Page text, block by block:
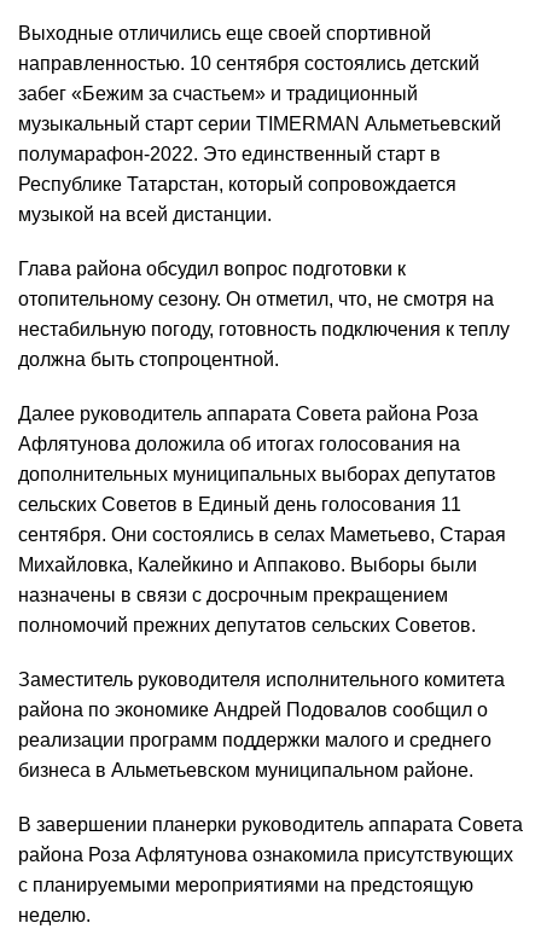
Выходные отличились еще своей спортивной
направленностью. 10 сентября состоялись детский
забег «Бежим за счастьем» и традиционный
музыкальный старт серии TIMERMAN Альметьевский
полумарафон-2022. Это единственный старт в
Республике Татарстан, который сопровождается
музыкой на всей дистанции.
Глава района обсудил вопрос подготовки к
отопительному сезону. Он отметил, что, не смотря на
нестабильную погоду, готовность подключения к теплу
должна быть стопроцентной.
Далее руководитель аппарата Совета района Роза
Афлятунова доложила об итогах голосования на
дополнительных муниципальных выборах депутатов
сельских Советов в Единый день голосования 11
сентября. Они состоялись в селах Маметьево, Старая
Михайловка, Калейкино и Аппаково. Выборы были
назначены в связи с досрочным прекращением
полномочий прежних депутатов сельских Советов.
Заместитель руководителя исполнительного комитета
района по экономике Андрей Подовалов сообщил о
реализации программ поддержки малого и среднего
бизнеса в Альметьевском муниципальном районе.
В завершении планерки руководитель аппарата Совета
района Роза Афлятунова ознакомила присутствующих
с планируемыми мероприятиями на предстоящую
неделю.